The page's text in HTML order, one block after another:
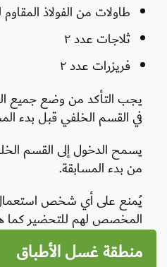
طاولات من الفولاذ المقاوم
ثلاجات عدد ٢
فريزرات عدد ٢
يجب التأكد من وضع جميع
في القسم الخلفي قبل بدء
يسمح الدخول إلى القسم
من بدء المسابقة.
يُمنع على أي شخص
المخصص لهم للتحضير كما
منطقة غسل الأطباق